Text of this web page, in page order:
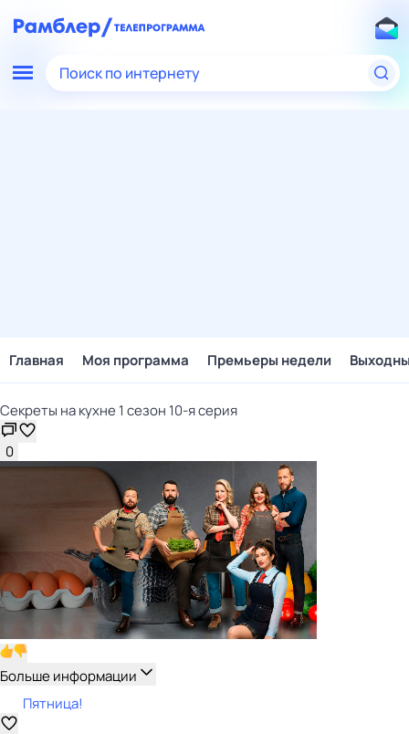
Поиск по интернету
Главная Моя программа Премьеры недели
Секреты на кухне 1 сезон 10-я серия
0
Больше информации
Пятница!